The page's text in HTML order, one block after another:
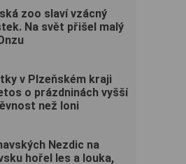
zoo slaví vzácný
Na svět přišel malý
v Plzeňském kraji
o prázdninách vyšší
než loni
Nezdic na
hořel les a louka,